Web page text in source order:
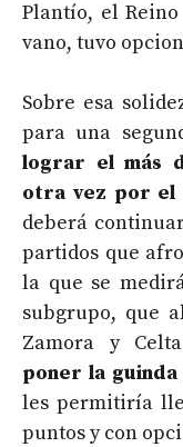
Plantío, el
vano, tuvo
Sobre esa
para una
lograr el más
otra vez por el
deberá
partidos que
la que se
subgrupo, que
Zamora y
poner la
les permitiría
puntos y con